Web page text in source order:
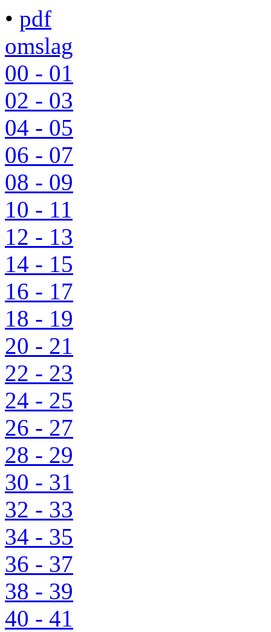
• pdf
omslag
00 - 01
02 - 03
04 - 05
06 - 07
08 - 09
10 - 11
12 - 13
14 - 15
16 - 17
18 - 19
20 - 21
22 - 23
24 - 25
26 - 27
28 - 29
30 - 31
32 - 33
34 - 35
36 - 37
38 - 39
40 - 41